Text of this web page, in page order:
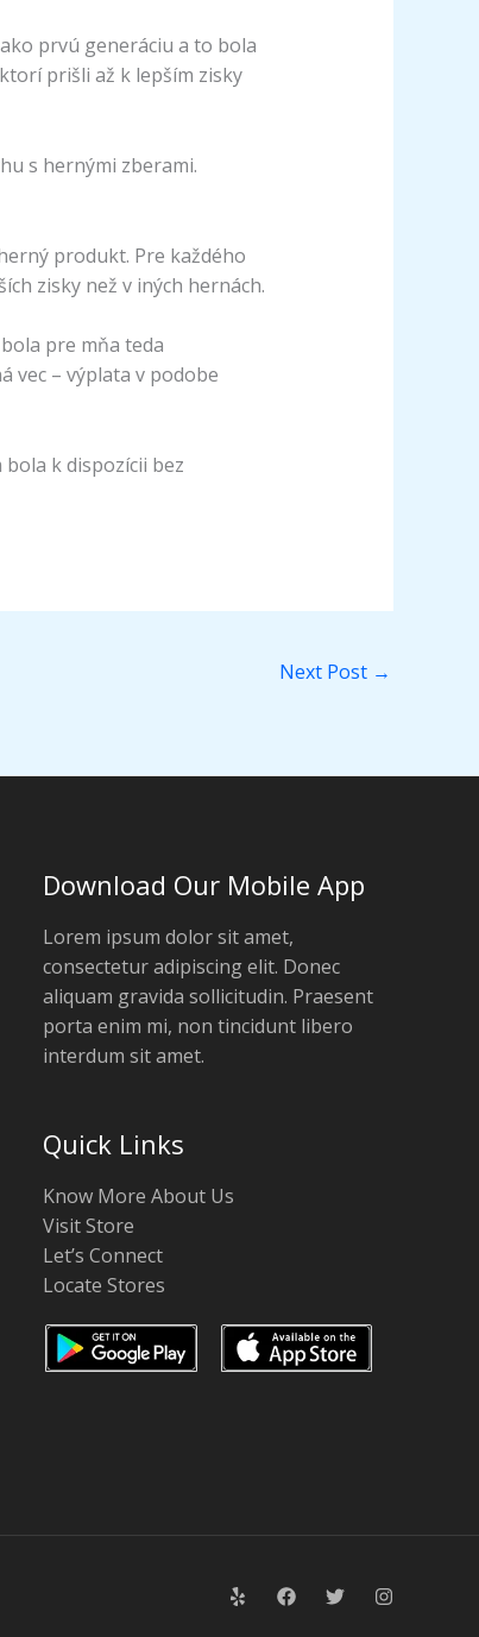
prvú generáciu a to bola
prišli až k lepším zisky
s hernými zberami.
produkt. Pre každého
zisky než v iných hernách.
pre mňa teda
vec – výplata v podobe
k dispozícii bez
Next Post →
Download Our Mobile App
Lorem ipsum dolor sit amet,
consectetur adipiscing elit. Donec
aliquam gravida sollicitudin. Praesent
porta enim mi, non tincidunt libero
interdum sit amet.
Quick Links
Know More About Us
Visit Store
Let’s Connect
Locate Stores